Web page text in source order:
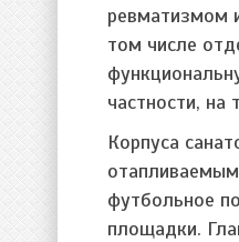
ревматизмом
том числе
частности, на
Корпуса
футбольное
площадки.